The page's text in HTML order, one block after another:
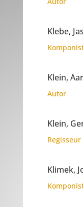
Klebe,
Klein,
Autor
Klein,
Regisseur
Klimek,